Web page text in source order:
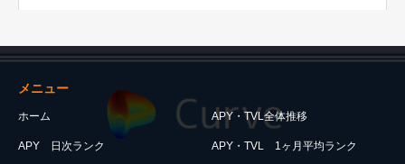
メニュー
ホーム APY・TVL全体推移
APY 日次ランク APY・TVL 1ヶ月平均ランク